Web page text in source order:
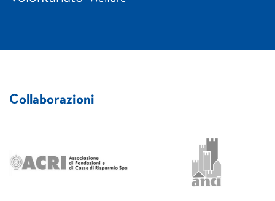
Collaborazioni